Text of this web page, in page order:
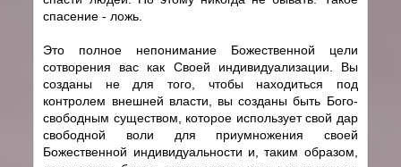
спасение - ложь.
Это полное непонимание Божественной цели
сотворения вас как Своей индивидуализации. Вы
созданы не для того, чтобы находиться под
контролем внешней власти, вы созданы быть Бого-
свободным существом, которое использует свой дар
свободной воли для приумножения своей
Божественной индивидуальности и, таким образом,